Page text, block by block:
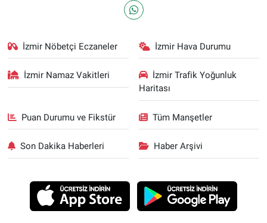
İzmir Nöbetçi Eczaneler İzmir Hava Durumu
İzmir Namaz Vakitleri
İzmir Trafik Yoğunluk
Haritası
Puan Durumu ve Fikstür Tüm Manşetler
Son Dakika Haberleri Haber Arşivi